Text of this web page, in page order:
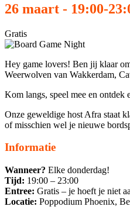
26 maart - 19:00-
Gratis
Hey game lovers! Ben jij klaar
Weerwolven van Wakkerdam,
Kom langs, speel mee en
Onze geweldige host Afra staat
of misschien wel je nieuwe
Informatie
Wanneer? Elke donderdag!
Tijd: 19:00 – 23:00
Entree: Gratis – je hoeft je niet
Locatie: Poppodium Phoenix,